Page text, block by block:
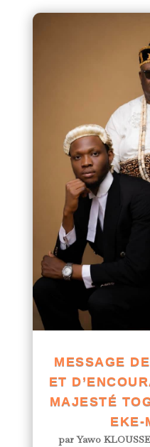
MESSAGE
ET
MAJESTÉ
EKE-
parYawo KLOUSSE